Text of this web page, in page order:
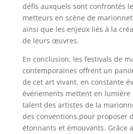
défis auxquels sont confrontés
metteurs en scène de
ainsi que les enjeux liés à la
de leurs œuvres.
En conclusion, les festivals de
contemporaines offrent un
de cet art vivant, en constante
événements mettent en lumière
talent des artistes de la
des conventions pour proposer
étonnants et émouvants. Grâce